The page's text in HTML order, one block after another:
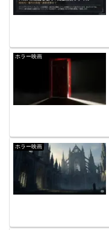
ホラー映画
ホラー映画